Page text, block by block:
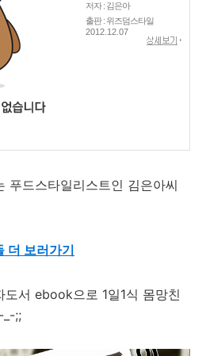
저자 : 김은아
출판 : 위즈덤스타일
2012.12.07
푸드스타일리스트인 김은아씨
더 보러가기
서 ebook으로 1일1식 몸망친
_-;;